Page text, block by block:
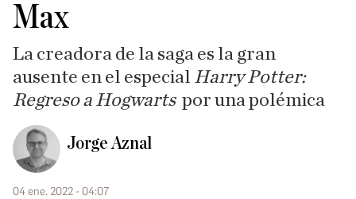
Max
La creadora de la saga es la gran
ausente en el especial Harry Potter:
Regreso a Hogwartspor una polémica
Jorge Aznal
04 ene. 2022 - 04:07